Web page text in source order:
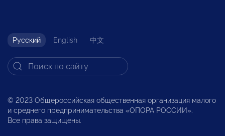
Русский English 中文
© 2023 Общероссийская общественная организация малого
и среднего предпринимательства «ОПОРА РОССИИ».
Все права защищены.